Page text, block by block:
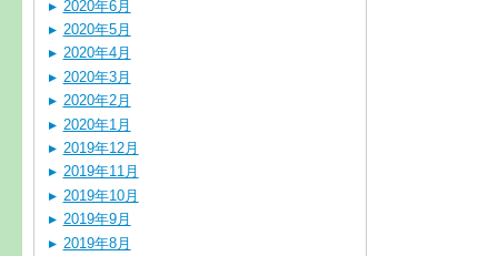
2020年6月
2020年5月
2020年4月
2020年3月
2020年2月
2020年1月
2019年12月
2019年11月
2019年10月
2019年9月
2019年8月